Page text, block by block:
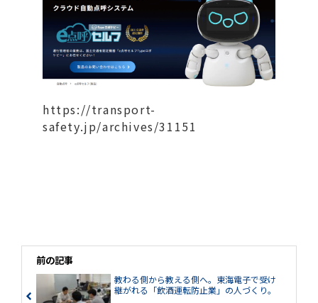
https://transport-
safety.jp/archives/31151
前の記事
教わる側から教える側へ。東海電子で受け
継がれる「飲酒運転防止業」の人づくり。